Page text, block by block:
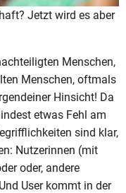
Jetzt wird es aber
Menschen,
Menschen, oftmals
Hinsicht! Da
etwas Fehl am
sind klar,
Nutzerinnen (mit
oder, andere
User kommt in der